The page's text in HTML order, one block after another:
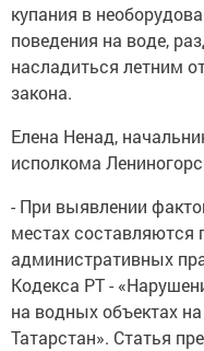
купания в
поведения на воде,
насладиться летним
закона.
Елена Ненад,
исполкома
- При выявлении
местах составляются
административных
Кодекса РТ -
на водных объектах
Татарстан». Статья